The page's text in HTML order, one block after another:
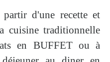
d'une recette et
cuisine traditionnelle
en BUFFET ou à